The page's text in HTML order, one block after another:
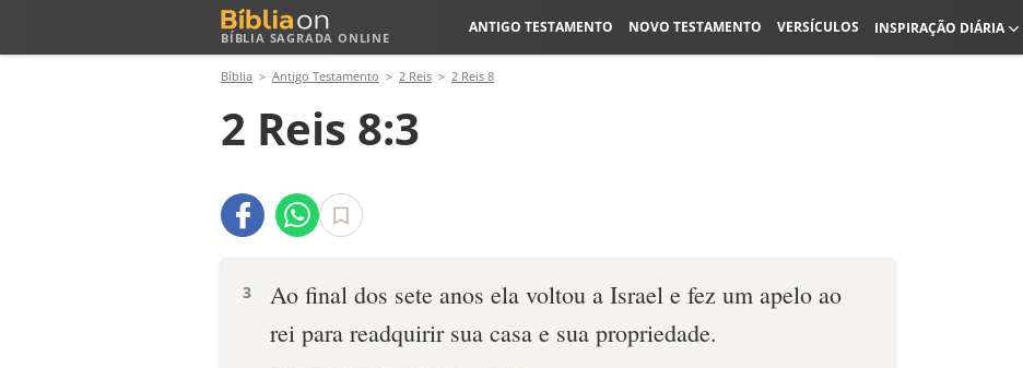
BÍBLIA SAGRADA ONLINE
ANTIGO TESTAMENTO NOVO TESTAMENTO VERSÍCULOS INSPIRAÇÃO DIÁRIA
Bíblia Antigo Testamento 2 Reis 2 Reis 8
2 Reis 8:3
3
Ao final dos sete anos ela voltou a Israel e fez um apelo ao
rei para readquirir sua casa e sua propriedade.